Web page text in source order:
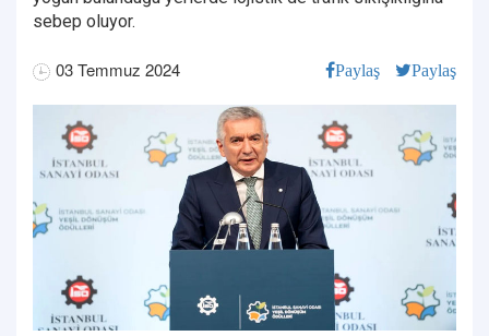
sebep oluyor.
03 Temmuz 2024 Paylaş Paylaş